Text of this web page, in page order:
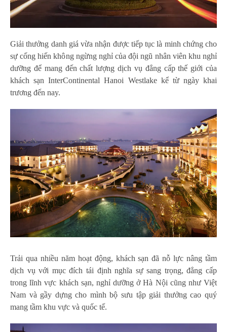
Giải thưởng danh giá vừa nhận được tiếp tục là minh chứng cho
sự cống hiến không ngừng nghỉ của đội ngũ nhân viên khu nghỉ
dưỡng để mang đến chất lượng dịch vụ đẳng cấp thế giới của
khách sạn InterContinental Hanoi Westlake kể từ ngày khai
trương đến nay.
Trải qua nhiều năm hoạt động, khách sạn đã nỗ lực nâng tầm
dịch vụ với mục đích tái định nghĩa sự sang trọng, đẳng cấp
trong lĩnh vực khách sạn, nghỉ dưỡng ở Hà Nội cũng như Việt
Nam và gầy dựng cho mình bộ sưu tập giải thưởng cao quý
mang tầm khu vực và quốc tế.